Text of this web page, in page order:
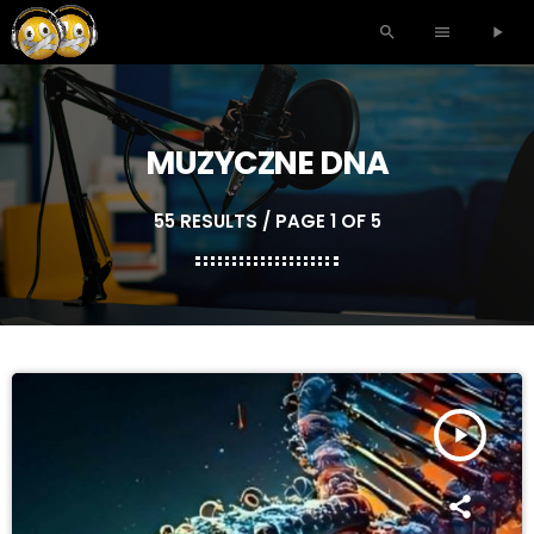
search menu play_arrow
MUZYCZNE DNA
55 RESULTS / PAGE 1 OF 5
play_arrow